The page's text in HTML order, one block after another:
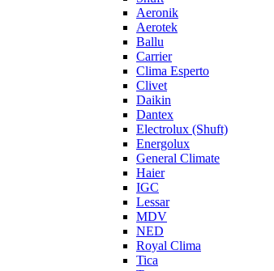
Aeronik
Aerotek
Ballu
Carrier
Clima Esperto
Clivet
Daikin
Dantex
Electrolux (Shuft)
Energolux
General Climate
Haier
IGC
Lessar
MDV
NED
Royal Clima
Tica